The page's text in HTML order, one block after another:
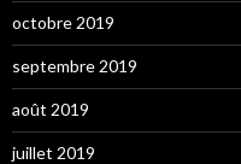
octobre 2019
septembre 2019
août 2019
juillet 2019